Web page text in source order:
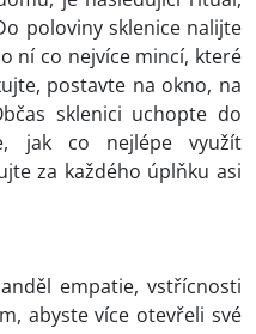
poloviny sklenice nalijte
ní co nejvíce mincí, které
postavte na okno, na
sklenici uchopte do
jak co nejlépe využít
za každého úplňku asi
empatie, vstřícnosti
abyste více otevřeli své